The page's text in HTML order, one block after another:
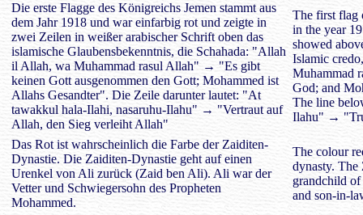
Die erste Flagge des Königreichs Jemen stammt aus
dem Jahr 1918 und war einfarbig rot und zeigte in
zwei Zeilen in weißer arabischer Schrift oben das
islamische Glaubensbekenntnis, die Schahada: "Allah
il Allah, wa Muhammad rasul Allah" → "Es gibt
keinen Gott ausgenommen den Gott; Mohammed ist
Allahs Gesandter". Die Zeile darunter lautet: "At
tawakkul hala-Ilahi, nasaruhu-Ilahu" → "Vertraut auf
Allah, den Sieg verleiht Allah"
The first flag
in the year
showed
Islamic
Muhammad
God; and
The line
Ilahu" →
Das Rot ist wahrscheinlich die Farbe der Zaiditen-
Dynastie. Die Zaiditen-Dynastie geht auf einen
Urenkel von Ali zurück (Zaid ben Ali). Ali war der
Vetter und Schwiegersohn des Propheten
Mohammed.
The colour
dynasty. The
grandchild
and son-in-